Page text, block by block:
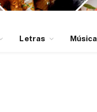
Letras Música